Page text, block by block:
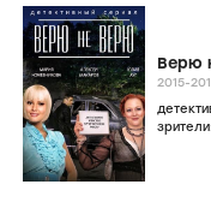
Верю
2015-